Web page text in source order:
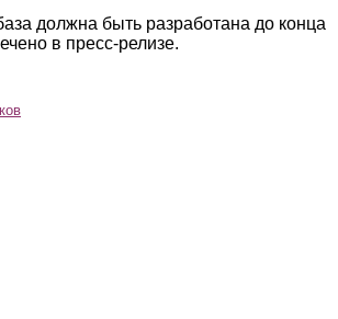
должна быть разработана до конца
в пресс-релизе.